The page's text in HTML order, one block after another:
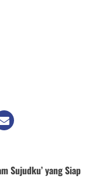
Sujudku’ yang Siap